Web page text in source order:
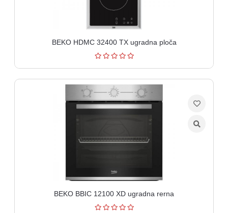
BEKO HDMC 32400 TX ugradna ploča
BEKO BBIC 12100 XD ugradna rerna